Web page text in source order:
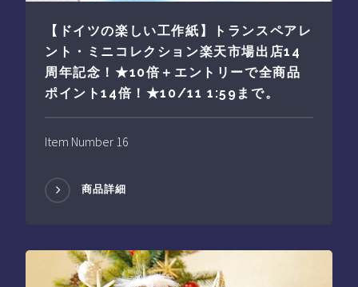
【ドイツの楽しい工作紙】トランスペアレ
ント・ミニコレクション楽天市場出店14
周年記念！★10倍＋エントリーで全商品
ポイント14倍！★10/11 1:59まで。
Item Number 16
商品詳細